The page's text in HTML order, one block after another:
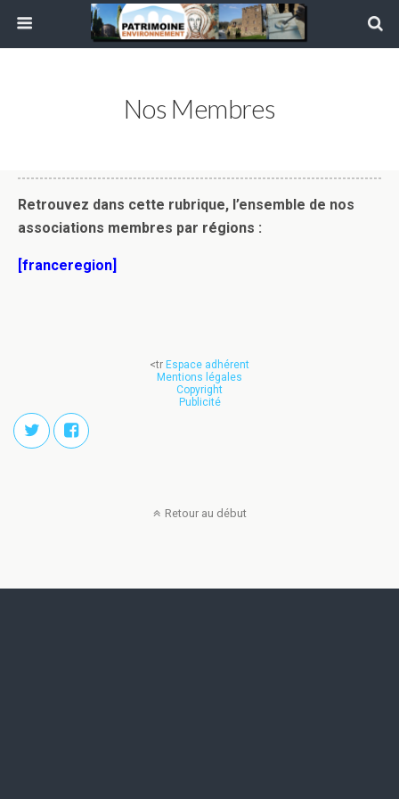
Nos Membres
Retrouvez dans cette rubrique, l’ensemble de nos
associations membres par régions :
[franceregion]
<tr Espace adhérent
Mentions légales
Copyright
Publicité
Retour au début